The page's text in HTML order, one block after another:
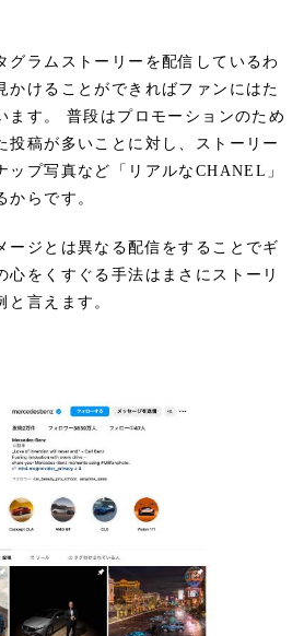
グラムストーリーを配信しているわ
かけることができればファンにはた
ます。 普段はプロモーションのため
投稿が多いことに対し、ストーリー
ップ写真など「リアルなCHANEL」
からです。
ージとは異なる配信をすることでギ
心をくすぐる手法はまさにストーリ
と言えます。